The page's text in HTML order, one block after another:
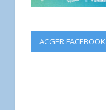
ACGER FACEBOOK